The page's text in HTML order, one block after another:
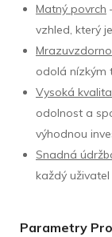
Matný povrch
vzhled, který
odolá nízkým
Vysoká kvalita
odolnost a
výhodnou
Snadná
každý
Parametry